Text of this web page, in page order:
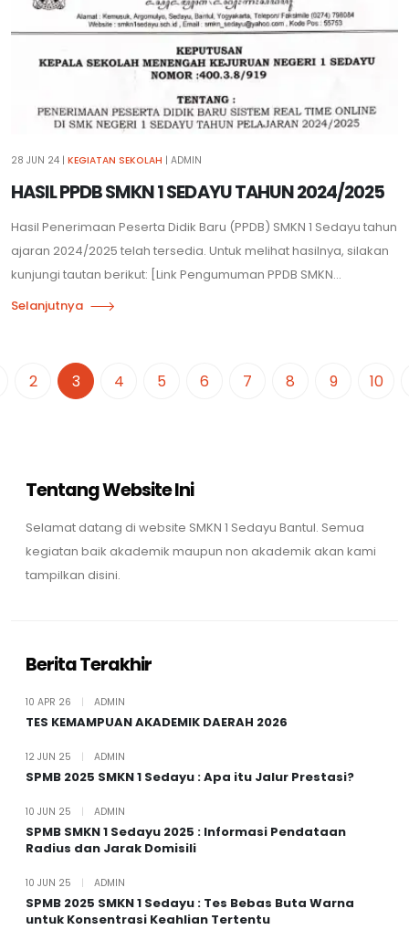
28 JUN 24 | KEGIATAN SEKOLAH | ADMIN
HASIL PPDB SMKN 1 SEDAYU TAHUN 2024/2025
Hasil Penerimaan Peserta Didik Baru (PPDB) SMKN 1 Sedayu tahun
ajaran 2024/2025 telah tersedia. Untuk melihat hasilnya, silakan
kunjungi tautan berikut: [Link Pengumuman PPDB SMKN...
Selanjutnya
2 3 4 5 6 7 8 9 10
Tentang Website Ini
Selamat datang di website SMKN 1 Sedayu Bantul. Semua
kegiatan baik akademik maupun non akademik akan kami
tampilkan disini.
Berita Terakhir
10 APR 26 ADMIN
TES KEMAMPUAN AKADEMIK DAERAH 2026
12 JUN 25 ADMIN
SPMB 2025 SMKN 1 Sedayu : Apa itu Jalur Prestasi?
10 JUN 25 ADMIN
SPMB SMKN 1 Sedayu 2025 : Informasi Pendataan
Radius dan Jarak Domisili
10 JUN 25 ADMIN
SPMB 2025 SMKN 1 Sedayu : Tes Bebas Buta Warna
untuk Konsentrasi Keahlian Tertentu